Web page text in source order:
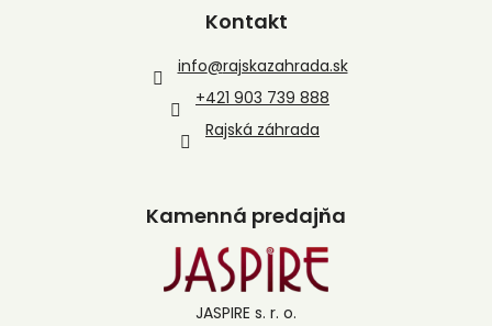
Kontakt
info@rajskazahrada.sk
+421 903 739 888
Rajská záhrada
Kamenná predajňa
JASPIRE s. r. o.